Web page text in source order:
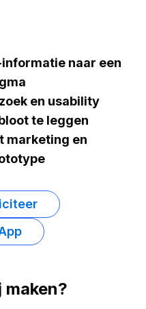
naar een
en usability
te leggen
marketing en